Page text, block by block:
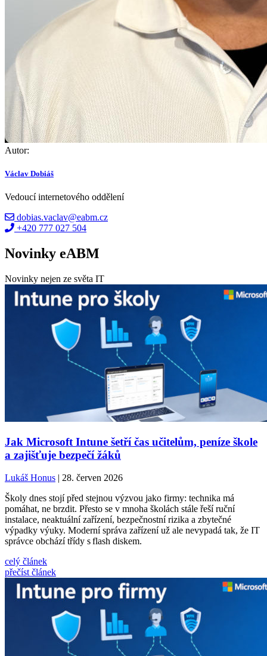
Autor:
Václav Dobiáš
Vedoucí internetového oddělení
dobias.vaclav@eabm.cz
+420 777 027 504
Novinky eABM
Novinky nejen ze světa IT
Jak Microsoft Intune šetří čas učitelům, peníze škole
a zajišťuje bezpečí žáků
Lukáš Honus | 28. červen 2026
Školy dnes stojí před stejnou výzvou jako firmy: technika má
pomáhat, ne brzdit. Přesto se v mnoha školách stále řeší ruční
instalace, neaktuální zařízení, bezpečnostní rizika a zbytečné
výpadky výuky. Moderní správa zařízení už ale nevypadá tak, že IT
správce obchází třídy s flash diskem.
celý článek
přečíst článek